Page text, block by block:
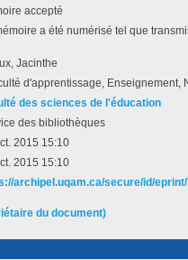
accepté
a été numérisé tel que
Jacinthe
d'apprentissage, Enseignement,
des sciences de l'éducation
des bibliothèques
2015 15:10
2015 15:10
archipel.uqam.ca/secure/id/
du document)